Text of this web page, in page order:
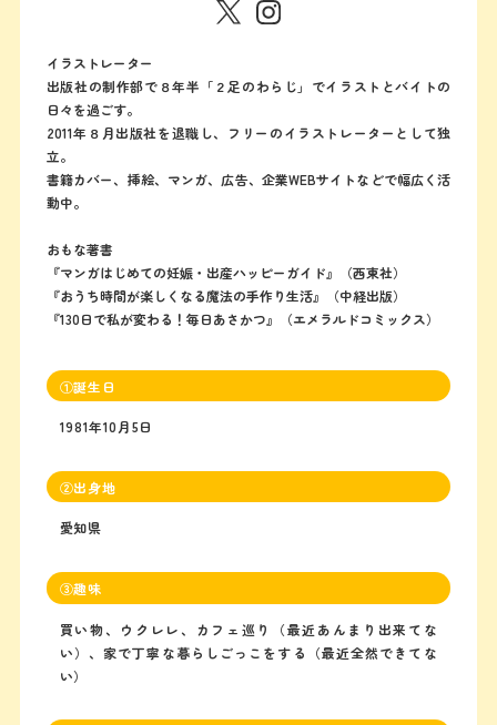
イラストレーター
出版社の制作部で８年半「２足のわらじ」でイラストとバイトの
日々を過ごす。
2011年８月出版社を退職し、フリーのイラストレーターとして独
立。
書籍カバー、挿絵、マンガ、広告、企業WEBサイトなどで幅広く活
動中。
おもな著書
『マンガはじめての妊娠・出産ハッピーガイド』（西東社）
『おうち時間が楽しくなる魔法の手作り生活』（中経出版）
『130日で私が変わる！毎日あさかつ』（エメラルドコミックス）
①誕生日
1981年10月5日
②出身地
愛知県
③趣味
買い物、ウクレレ、カフェ巡り（最近あんまり出来てな
い）、家で丁寧な暮らしごっこをする（最近全然できてな
い）